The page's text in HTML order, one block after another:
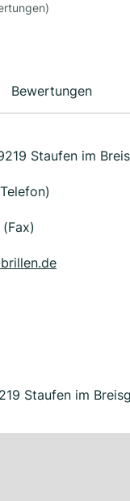
Bewertungen
Staufen im
Staufen im